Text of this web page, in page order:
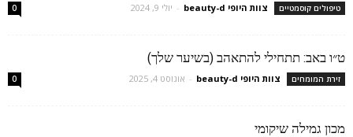
טיפולים קוסמטיים צוות היופי beauty-d - יולי 9, 2024 0
ט״ו באב: תתחילי להתאהב (בשיער שלך)
זירת המומחים צוות היופי beauty-d - אוגוסט 4, 2025 0
מכון גמילה שיקומי